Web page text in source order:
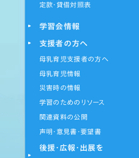
定款・貸借対照表
学習会情報
支援者の方へ
母乳育児支援者の方へ
母乳育児情報
災害時の情報
学習のためのリソース
関連資料の公開
声明・意見書・要望書
後援・広報・出展を